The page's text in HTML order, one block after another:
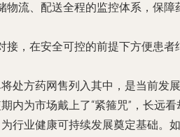
物流、配送全程的监控体系，保障
接，在安全可控的前提下方便患者
处方药网售列入其中，是当前发展
内为市场戴上了“紧箍咒”，长远看
行业健康可持续发展奠定基础。如